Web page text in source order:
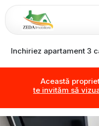
Inchiriez apartament 3
Această
te invităm să